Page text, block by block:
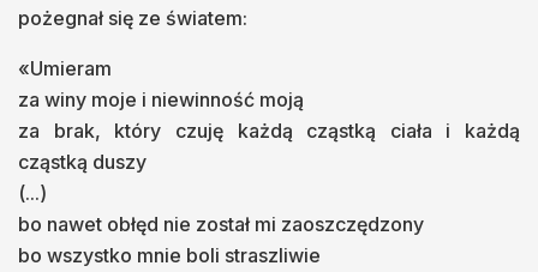
pożegnał się ze światem:
«Umieram
za winy moje i niewinność moją
za brak, który czuję każdą cząstką ciała i każdą
cząstką duszy
(...)
bo nawet obłęd nie został mi zaoszczędzony
bo wszystko mnie boli straszliwie